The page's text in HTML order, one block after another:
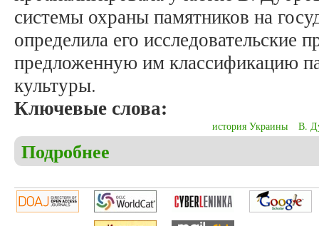
системы охраны памятников на
определила его исследовательские
предложенную им классификацию
культуры.
Ключевые слова:
история Украины В.
Подробнее